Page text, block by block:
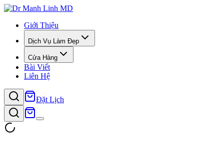
Giới Thiệu
Dịch Vụ Làm Đẹp
Cửa Hàng
Bài Viết
Liên Hệ
Đặt Lịch